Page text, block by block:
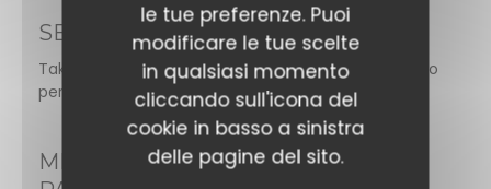
le tue preferenze. Puoi
modificare le tue scelte
in qualsiasi momento
cliccando sull'icona del
cookie in basso a sinistra
delle pagine del sito.
SERVIZI
Takeaways, Camera con aria condizionata, Accesso
per disabili e servizi igienici
METODO DI